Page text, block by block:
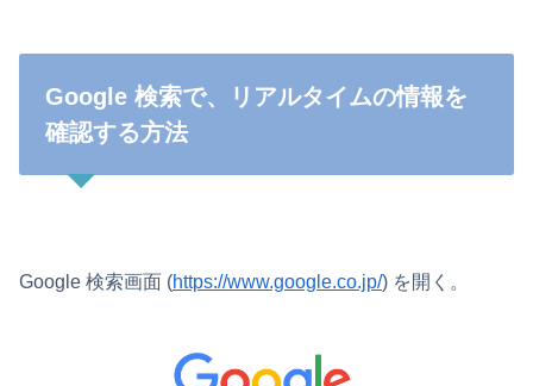
Google 検索で、リアルタイムの情報を
確認する方法
Google 検索画面 (https://www.google.co.jp/) を開く。